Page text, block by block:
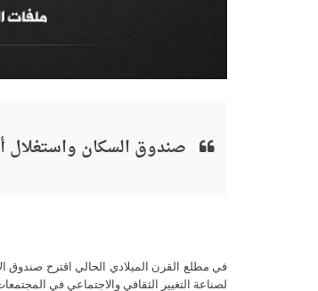
صندوق السكان واستغلال
في مطلع القرن الميلادي الحالي اقترح صندوق
لصناعة التغيير الثقافي والاجتماعي في